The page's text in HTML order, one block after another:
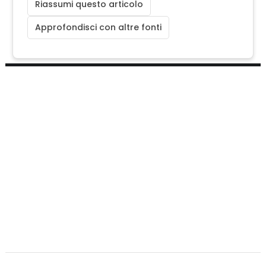
Riassumi questo articolo
Approfondisci con altre fonti